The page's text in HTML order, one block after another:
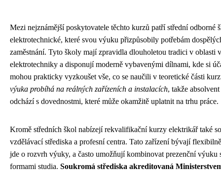
Mezi nejznámější poskytovatele těchto kurzů patří střední odborné
elektrotechnické, které svou výuku přizpůsobily potřebám
zaměstnání. Tyto školy mají zpravidla dlouholetou tradici v oblasti
elektrotechniky a disponují moderně vybavenými dílnami, kde si
mohou prakticky vyzkoušet vše, co se naučili v teoretické části
výuka probíhá na reálných zařízeních a instalacích, takže
odchází s dovednostmi, které může okamžitě uplatnit na trhu práce.
Kromě středních škol nabízejí rekvalifikační kurzy elektrikář také
vzdělávací střediska a profesní centra. Tato zařízení bývají
jde o rozvrh výuky, a často umožňují kombinovat prezenční výuku
formami studia. Soukromá střediska akreditovaná